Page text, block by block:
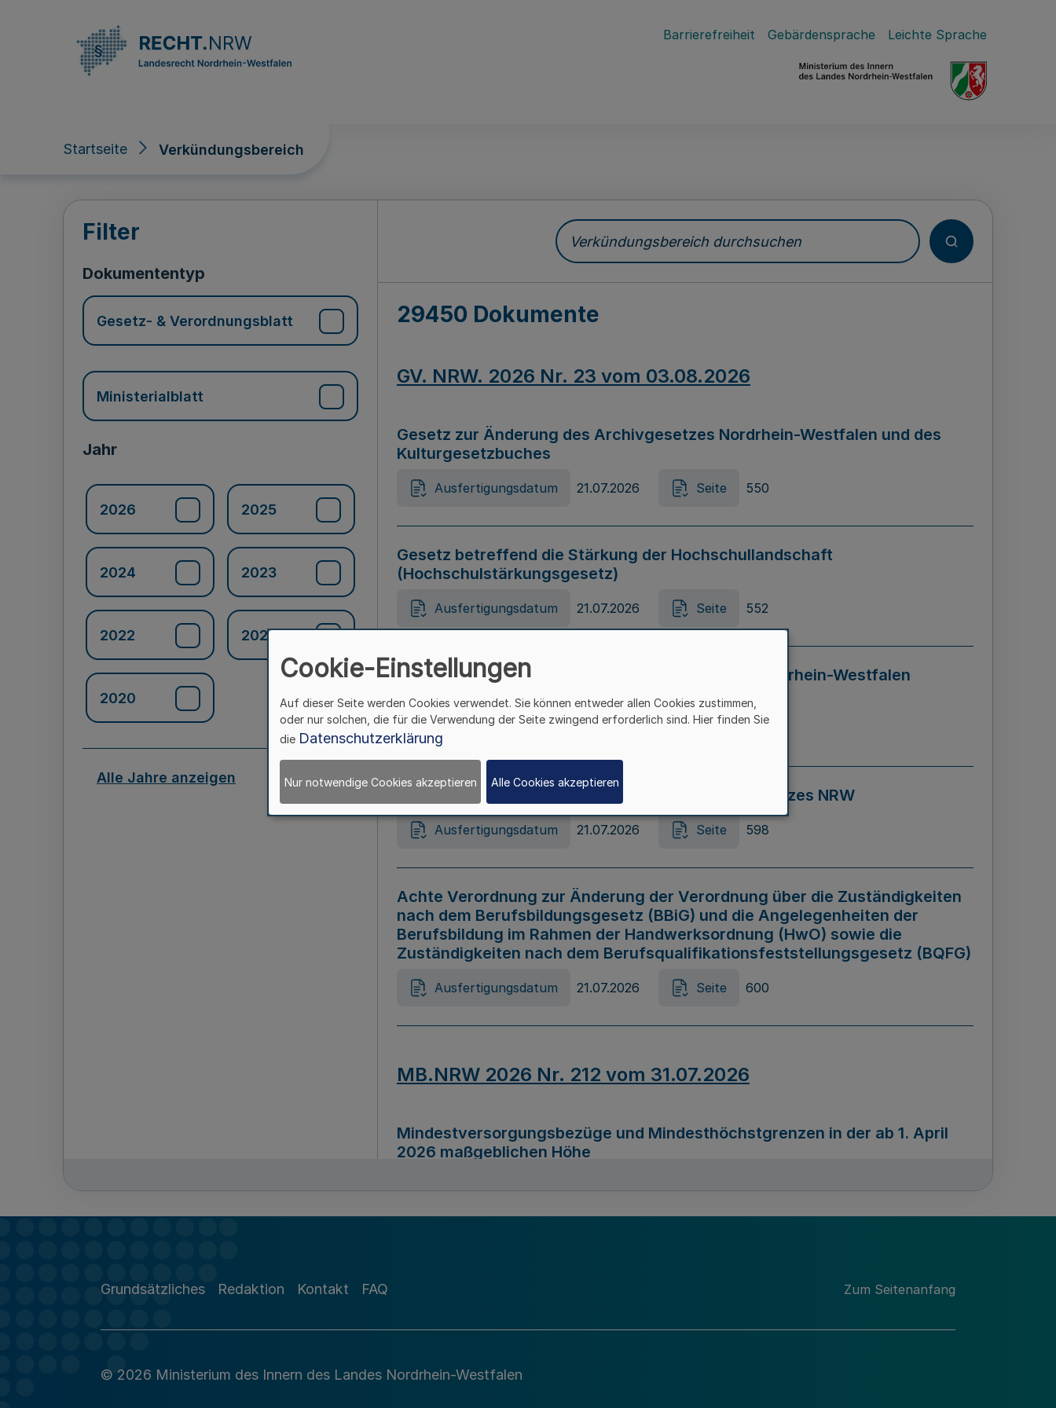
Barrierefreiheit Gebärdensprache Leichte Sprache
Startseite Verkündungsbereich
Verkündungsbereich
Filter
Dokumententyp
Gesetz- & Verordnungsblatt
Ministerialblatt
Jahr
2026 2025
2024 2023
2022 2021
2020
Alle Jahre anzeigen
Verkündungsbereich durchsuchen
29450 Dokumente
GV. NRW. 2026 Nr. 23 vom 03.08.2026
Gesetz zur Änderung des Archivgesetzes Nordrhein-Westfalen und des
Kulturgesetzbuches
Ausfertigungsdatum 21.07.2026 Seite 550
Gesetz betreffend die Stärkung der Hochschullandschaft
(Hochschulstärkungsgesetz)
Ausfertigungsdatum 21.07.2026 Seite 552
Gesetz zur Vermeidung von Diskriminierung in Nordrhein-Westfalen
(Landesantidiskriminierungsgesetz – LADG NRW)
Ausfertigungsdatum 21.07.2026 Seite 595
Gesetz zur Änderung des Online-Casinospiel Gesetzes NRW
Ausfertigungsdatum 21.07.2026 Seite 598
Achte Verordnung zur Änderung der Verordnung über die Zuständigkeiten
nach dem Berufsbildungsgesetz (BBiG) und die Angelegenheiten der
Berufsbildung im Rahmen der Handwerksordnung (HwO) sowie die
Zuständigkeiten nach dem Berufsqualifikationsfeststellungsgesetz (BQFG)
Ausfertigungsdatum 21.07.2026 Seite 600
MB.NRW 2026 Nr. 212 vom 31.07.2026
Mindestversorgungsbezüge und Mindesthöchstgrenzen in der ab 1. April
2026 maßgeblichen Höhe
Richtlinie zur Durchführung des Förderprogramms „Mittelstand Innovativ &
Grundsätzliches Redaktion Kontakt FAQ Zum Seitenanfang
© 2026 Ministerium des Innern des Landes Nordrhein-Westfalen
Cookie-Einstellungen
Auf dieser Seite werden Cookies verwendet. Sie können entweder allen Cookies zustimmen,
oder nur solchen, die für die Verwendung der Seite zwingend erforderlich sind. Hier finden Sie
die Datenschutzerklärung
Nur notwendige Cookies akzeptieren Alle Cookies akzeptieren